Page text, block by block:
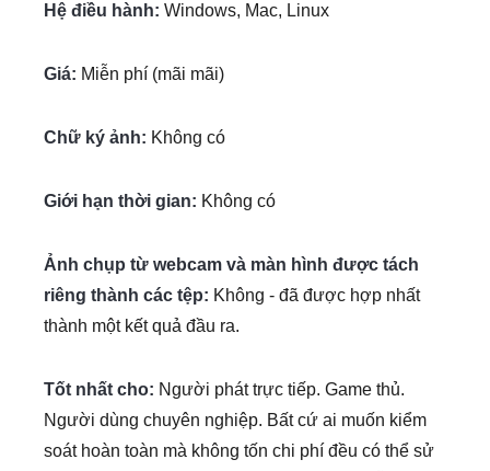
Hệ điều hành: Windows, Mac, Linux
Giá: Miễn phí (mãi mãi)
Chữ ký ảnh: Không có
Giới hạn thời gian: Không có
Ảnh chụp từ webcam và màn hình được tách
riêng thành các tệp: Không - đã được hợp nhất
thành một kết quả đầu ra.
Tốt nhất cho: Người phát trực tiếp. Game thủ.
Người dùng chuyên nghiệp. Bất cứ ai muốn kiểm
soát hoàn toàn mà không tốn chi phí đều có thể sử